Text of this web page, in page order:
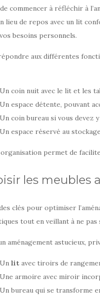
commencer à réfléchir à
lieu de repos avec un lit
besoins personnels.
aux différentes
Un coin nuit avec le lit et les
Un espace détente, pouvant
Un coin bureau si vous devez
Un espace réservé au
permet de
les meubles
des clés pour optimiser
tout en veillant à ne pas
aménagement astucieux,
Un lit avec tiroirs de
Une armoire avec miroir
Un bureau qui se transforme